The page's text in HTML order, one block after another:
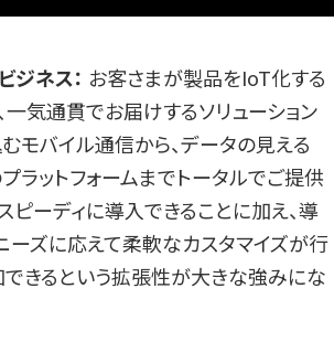
ネス： お客さまが製品をIoT化する
気通貫でお届けするソリューション
モバイル通信から、データの見える
ラットフォームまでトータルでご提供
ピーディに導入できることに加え、導
ーズに応えて柔軟なカスタマイズが行
きるという拡張性が大きな強みにな